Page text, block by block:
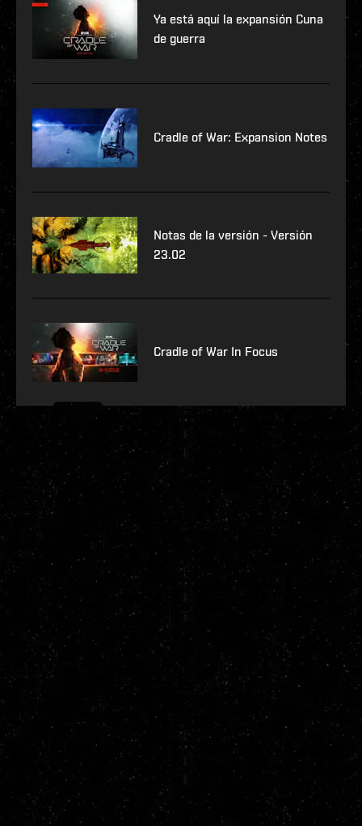
Ya está aquí la expansión Cuna
de guerra
Cradle of War: Expansion Notes
Notas de la versión - Versión
23.02
Cradle of War In Focus